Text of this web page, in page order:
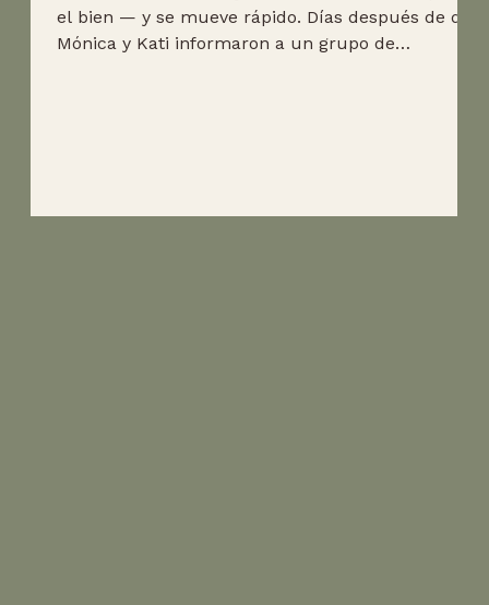
el bien — y se mueve rápido. Días después de que
Mónica y Kati informaron a un grupo de